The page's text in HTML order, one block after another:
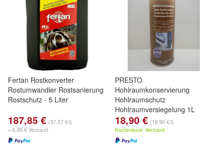
Fertan Rostkonverter
Rostumwandler Rostsanierung
Rostschutz - 5 Liter
187,85 € (37,57 €/l)
+ 6,95 € Versand
PRESTO
Hohlraumkonservierung
Hohlraumschutz
Hohlraumversiegelung 1L
603277
18,90 € (18,90 €/l)
Kostenloser Versand